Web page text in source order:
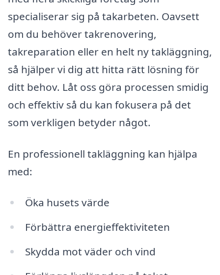
specialiserar sig på takarbeten. Oavsett
om du behöver takrenovering,
takreparation eller en helt ny takläggning,
så hjälper vi dig att hitta rätt lösning för
ditt behov. Låt oss göra processen smidig
och effektiv så du kan fokusera på det
som verkligen betyder något.
En professionell takläggning kan hjälpa
med:
Öka husets värde
Förbättra energieffektiviteten
Skydda mot väder och vind